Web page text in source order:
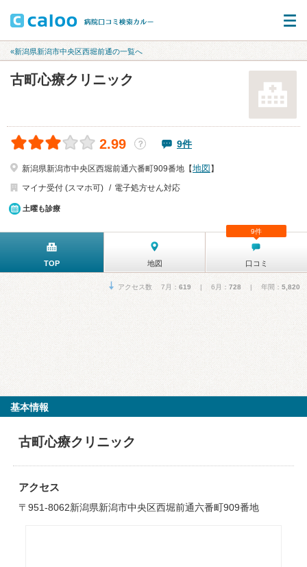
«新潟県新潟市中央区西堀前通の一覧へ
古町心療クリニック
2.99 ？ 9件
新潟県新潟市中央区西堀前通六番町909番地【地図 】
マイナ受付 (スマホ可)
電子処方せん対応
土曜も診療
TOP 地図 口コミ
9件
アクセス数 7月： 619 | 6月： 728 | 年間： 5,820
基本情報
古町心療クリニック
アクセス
〒951-8062新潟県新潟市中央区西堀前通六番町909番地